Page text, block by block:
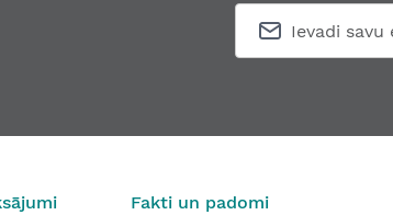
Fakti un padomi